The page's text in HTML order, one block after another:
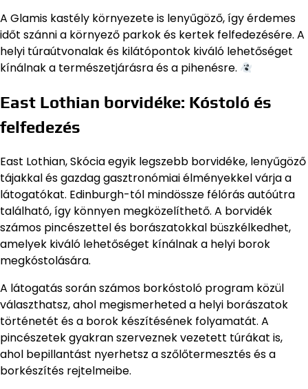
A Glamis kastély környezete is lenyűgöző, így érdemes
időt szánni a környező parkok és kertek felfedezésére. A
helyi túraútvonalak és kilátópontok kiváló lehetőséget
kínálnak a természetjárásra és a pihenésre.
East Lothian borvidéke: Kóstoló és
felfedezés
East Lothian, Skócia egyik legszebb borvidéke, lenyűgöző
tájakkal és gazdag gasztronómiai élményekkel várja a
látogatókat. Edinburgh-tól mindössze félórás autóútra
található, így könnyen megközelíthető. A borvidék
számos pincészettel és borászatokkal büszkélkedhet,
amelyek kiváló lehetőséget kínálnak a helyi borok
megkóstolására.
A látogatás során számos borkóstoló program közül
választhatsz, ahol megismerheted a helyi borászatok
történetét és a borok készítésének folyamatát. A
pincészetek gyakran szerveznek vezetett túrákat is,
ahol bepillantást nyerhetsz a szőlőtermesztés és a
borkészítés rejtelmeibe.